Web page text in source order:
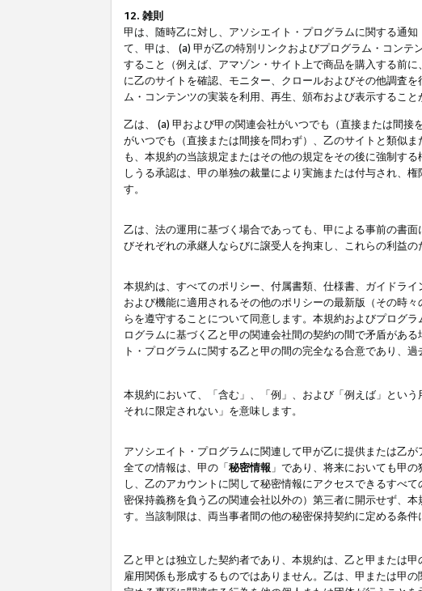
12. 雑則
甲は、随時乙に対し、アソシエイト・プログラムに関する通
て、甲は、 (a) 甲が乙の特別リンクおよびプログラム・コン
すること（例えば、アマゾン・サイト上で商品を購入する前
に乙のサイトを確認、モニター、クロールおよびその他調査
ム・コンテンツの実装を利用、再生、頒布および表示するこ
乙は、 (a) 甲および甲の関連会社がいつでも（直接または間
がいつでも（直接または間接を問わず）、乙のサイトと類似
も、本規約の当該規定またはその他の規定をその後に強制す
しうる承認は、甲の単独の裁量により実施または付与され、
す。
乙は、法の運用に基づく場合であっても、甲による事前の書
びそれぞれの承継人ならびに譲受人を拘束し、これらの利益
本規約は、すべてのポリシー、付属書類、仕様書、ガイドラ
および機能に適用されるその他のポリシーの最新版（その時
らを遵守することについて同意します。本規約およびプログ
ログラムに基づく乙と甲の関連会社間の契約の間で矛盾があ
ト・プログラムに関する乙と甲の間の完全なる合意であり、
本規約において、「含む」、「例」、および「例えば」とい
それに限定されない」を意味します。
アソシエイト・プログラムに関連して甲が乙に提供または乙
全ての情報は、甲の「秘密情報 」であり、将来においても甲
し、乙のアカウントに関して秘密情報にアクセスできるすべ
密保持義務を負う乙の関連会社以外の）第三者に開示せず、
す。当該制限は、両当事者間の他の秘密保持契約に定める条
乙と甲とは独立した契約者であり、本規約は、乙と甲または
雇用関係も形成するものではありません。乙は、甲または甲